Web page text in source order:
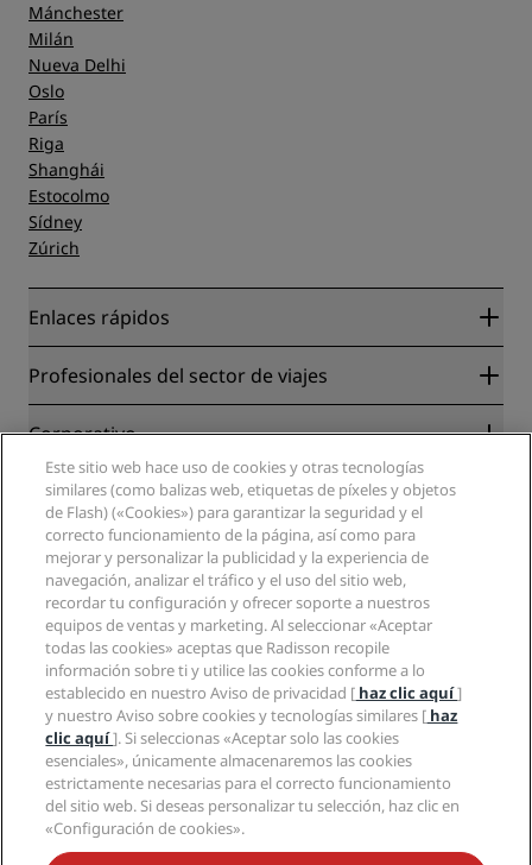
Mánchester
Milán
Nueva Delhi
Oslo
París
Riga
Shanghái
Estocolmo
Sídney
Zúrich
Enlaces rápidos
Radisson Rewards
Blog
Nuevos hoteles y próximas aperturas
Aplicación de Radisson Hotels
Hoteles Sports Approved
Hoteles ideales para familias
Salud y seguridad
Profesionales del sector de viajes
Colaboradores
Corporativo
Radisson Hotel Group
Medios
Empleos en RHG
Empleos en PPHE
Empleos en EHL
The Club by RHG
Oportunidades de desarrollo
Responsabilidad social corporativa
Compras
Información legal
Centro de privacidad
Aviso legal
Términos y condiciones de Radisson Rewards
Acuerdo de uso del sitio
Accesibilidad digital
Declaración sobre la esclavitud moderna
Ayuda
Avisos al consumidor
Contacto
Preguntas frecuentes
Mapa del sitio
Redes sociales
Marcas de Radisson Hotels
Este sitio web hace uso de cookies y otras tecnologías
similares (como balizas web, etiquetas de píxeles y objetos
de Flash) («Cookies») para garantizar la seguridad y el
correcto funcionamiento de la página, así como para
mejorar y personalizar la publicidad y la experiencia de
navegación, analizar el tráfico y el uso del sitio web,
recordar tu configuración y ofrecer soporte a nuestros
equipos de ventas y marketing. Al seleccionar «Aceptar
todas las cookies» aceptas que Radisson recopile
información sobre ti y utilice las cookies conforme a lo
establecido en nuestro Aviso de privacidad [ haz clic aquí]
y nuestro Aviso sobre cookies y tecnologías similares [ haz
clic aquí]. Si seleccionas «Aceptar solo las cookies
esenciales», únicamente almacenaremos las cookies
estrictamente necesarias para el correcto funcionamiento
del sitio web. Si deseas personalizar tu selección, haz clic en
«Configuración de cookies».